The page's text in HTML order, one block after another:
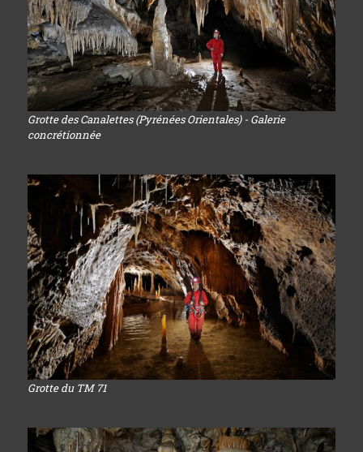
Grotte des Canalettes (Pyrénées Orientales) - Galerie
concrétionnée
Grotte du TM 71